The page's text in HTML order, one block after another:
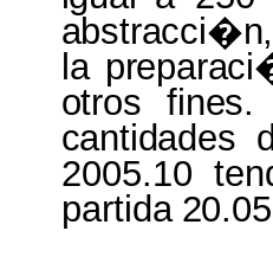
abstracci�n,
la
otros fines.
cantidades
2005.10
partida